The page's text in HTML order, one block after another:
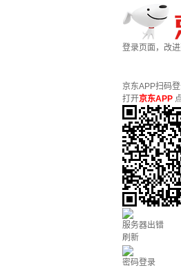
登录页面，改
京东APP扫码
打开京东APP
服务器出错
刷新
密码登录